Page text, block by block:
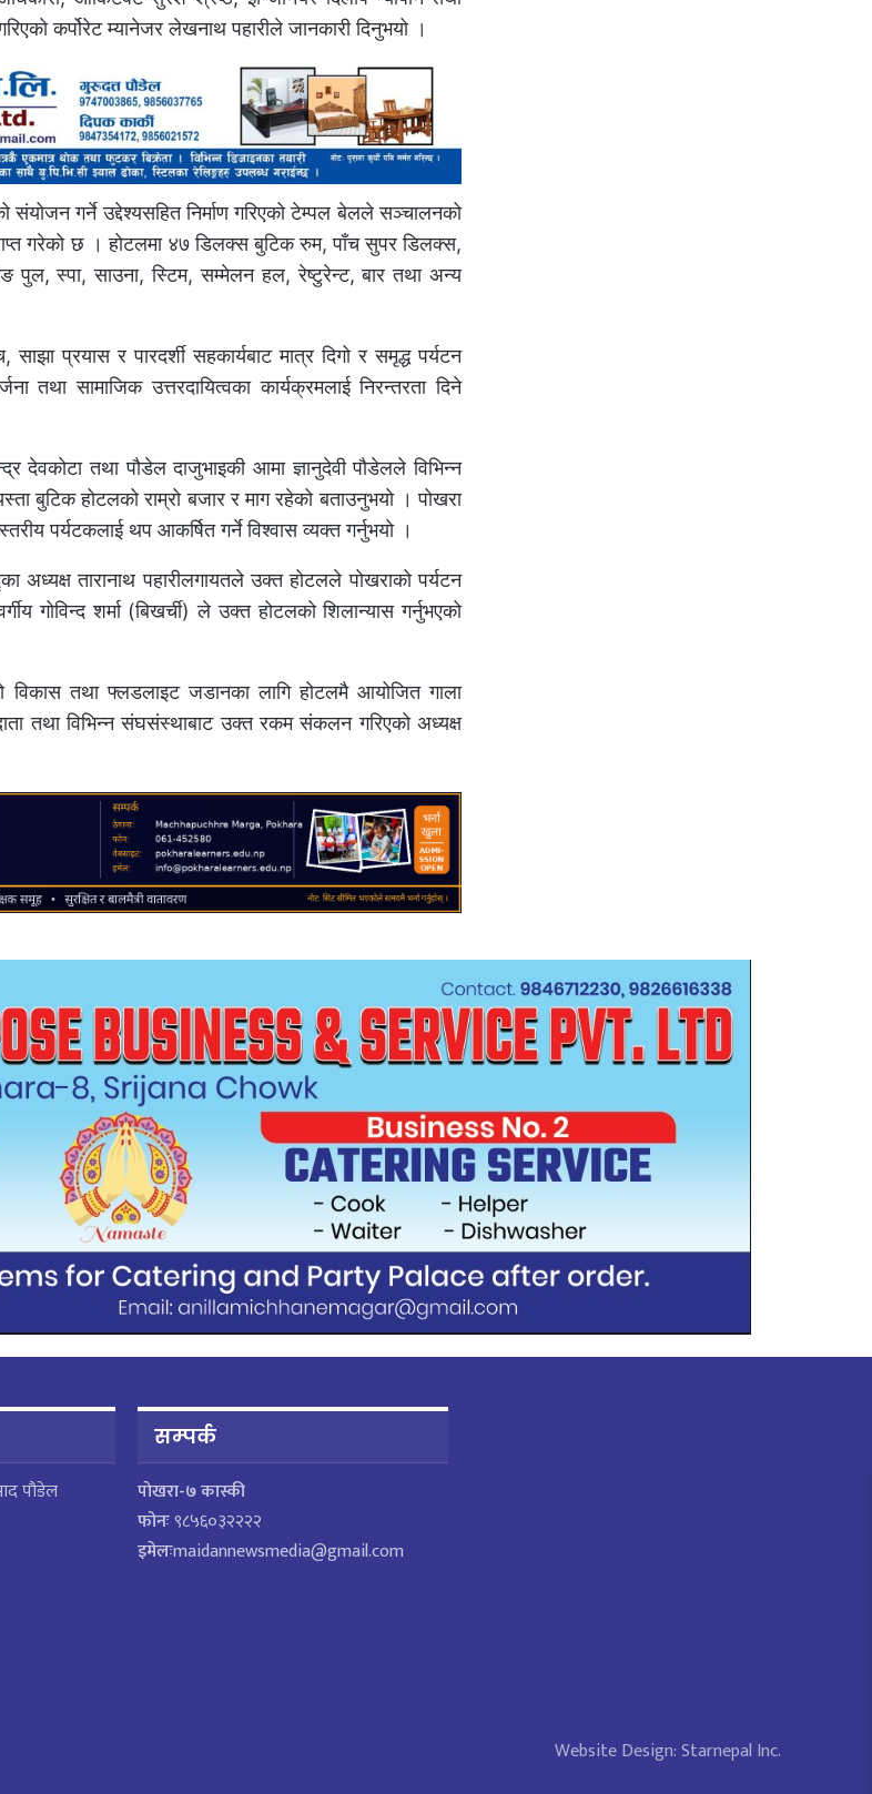
कर्पोरेट म्यानेजर लेखनाथ पहारीले जानकारी दिनुभयो ।
संयोजन गर्ने उद्देश्यसहित निर्माण गरिएको टेम्पल बेलले सञ्चालनको
प्राप्त गरेको छ । होटलमा ४७ डिलक्स बुटिक रुम, पाँच सुपर डिलक्स,
स्पा, साउना, स्टिम, सम्मेलन हल, रेष्टुरेन्ट, बार तथा अन्य
प्रयास र पारदर्शी सहकार्यबाट मात्र दिगो र समृद्ध पर्यटन
तथा सामाजिक उत्तरदायित्वका कार्यक्रमलाई निरन्तरता दिने
देवकोटा तथा पौडेल दाजुभाइकी आमा ज्ञानुदेवी पौडेलले विभिन्न
बुटिक होटलको राम्रो बजार र माग रहेको बताउनुभयो । पोखरा
पर्यटकलाई थप आकर्षित गर्ने विश्वास व्यक्त गर्नुभयो ।
अध्यक्ष तारानाथ पहारीलगायतले उक्त होटलले पोखराको पर्यटन
गोविन्द शर्मा (बिखर्ची) ले उक्त होटलको शिलान्यास गर्नुभएको
विकास तथा फ्लडलाइट जडानका लागि होटलमै आयोजित गाला
तथा विभिन्न संघसंस्थाबाट उक्त रकम संकलन गरिएको अध्यक्ष
पौडेल
सम्पर्क
पाेखरा-७ कास्की
फोनः९८५६०३२२२२
इमेलःmaidannewsmedia@gmail.com
Website Design:Starnepal Inc.